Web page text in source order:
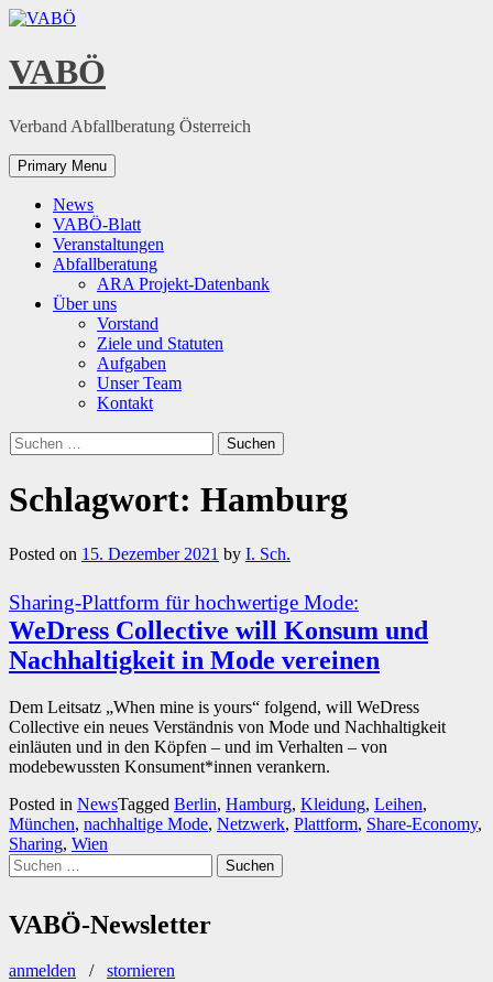
Skip
content
VABÖ
Verband Abfallberatung Österreich
Primary Menu
News
VABÖ-Blatt
Veranstaltungen
Abfallberatung
ARA Projekt-Datenbank
Über uns
Vorstand
Ziele und Statuten
Aufgaben
Unser Team
Kontakt
Suchen
nach:
Schlagwort: Hamburg
Posted on 15. Dezember 2021 by I. Sch.
Sharing-Plattform für hochwertige Mode:
WeDress Collective will Konsum und
Nachhaltigkeit in Mode vereinen
Dem Leitsatz „When mine is yours“ folgend, will WeDress
Collective ein neues Verständnis von Mode und Nachhaltigkeit
einläuten und in den Köpfen – und im Verhalten – von
modebewussten Konsument*innen verankern.
Posted in NewsTagged Berlin, Hamburg, Kleidung, Leihen,
München, nachhaltige Mode, Netzwerk, Plattform, Share-Economy,
Sharing, Wien
Suchen
nach:
VABÖ-Newsletter
anmelden / stornieren